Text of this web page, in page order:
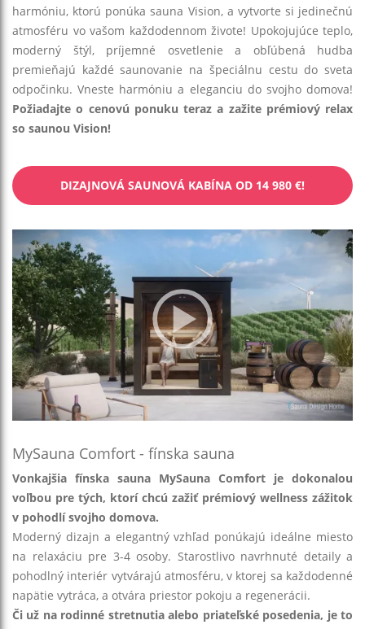
harmóniu, ktorú ponúka sauna Vision, a vytvorte si jedinečnú
atmosféru vo vašom každodennom živote! Upokojujúce teplo,
moderný štýl, príjemné osvetlenie a obľúbená hudba
premieňajú každé saunovanie na špeciálnu cestu do sveta
odpočinku. Vneste harmóniu a eleganciu do svojho domova!
Požiadajte o cenovú ponuku teraz a zažite prémiový relax
so saunou Vision!
DIZAJNOVÁ SAUNOVÁ KABÍNA OD 14 980 €!
MySauna Comfort - fínska sauna
Vonkajšia fínska sauna MySauna Comfort je dokonalou
voľbou pre tých, ktorí chcú zažiť prémiový wellness zážitok
v pohodlí svojho domova.
Moderný dizajn a elegantný vzhľad ponúkajú ideálne miesto
na relaxáciu pre 3-4 osoby. Starostlivo navrhnuté detaily a
pohodlný interiér vytvárajú atmosféru, v ktorej sa každodenné
napätie vytráca, a otvára priestor pokoju a regenerácii.
Či už na rodinné stretnutia alebo priateľské posedenia, je to